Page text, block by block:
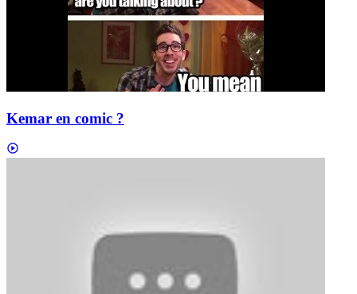
Kemar en comic ?